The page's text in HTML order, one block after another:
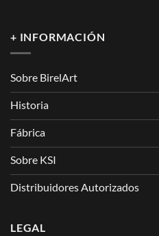
+ INFORMACIÓN
Sobre BirelArt
Historia
Fábrica
Sobre KSI
Distribuidores Autorizados
LEGAL